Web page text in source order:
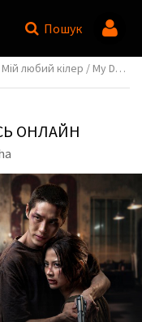
Пошук
любий кілер / My Dearest Assassin / Lueat Rak Nakkha
ОНЛАЙН